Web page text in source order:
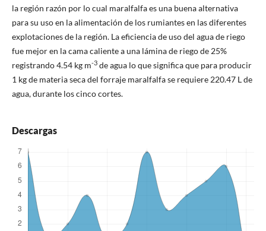
la región razón por lo cual maralfalfa es una buena alternativa
para su uso en la alimentación de los rumiantes en las diferentes
explotaciones de la región. La eficiencia de uso del agua de riego
fue mejor en la cama caliente a una lámina de riego de 25%
registrando 4.54 kg m-3de agua lo que significa que para producir
1 kg de materia seca del forraje maralfalfa se requiere 220.47 L de
agua, durante los cinco cortes.
Descargas